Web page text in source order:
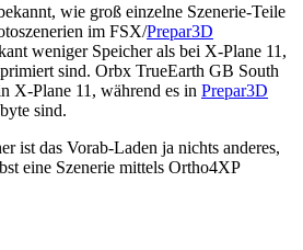
wie groß einzelne Szenerie-Teile
im FSX/Prepar3D
weniger Speicher als bei X-Plane 11,
sind. Orbx TrueEarth GB South
X-Plane 11, während es in Prepar3D
sind.
ist das Vorab-Laden ja nichts anderes,
eine Szenerie mittels Ortho4XP